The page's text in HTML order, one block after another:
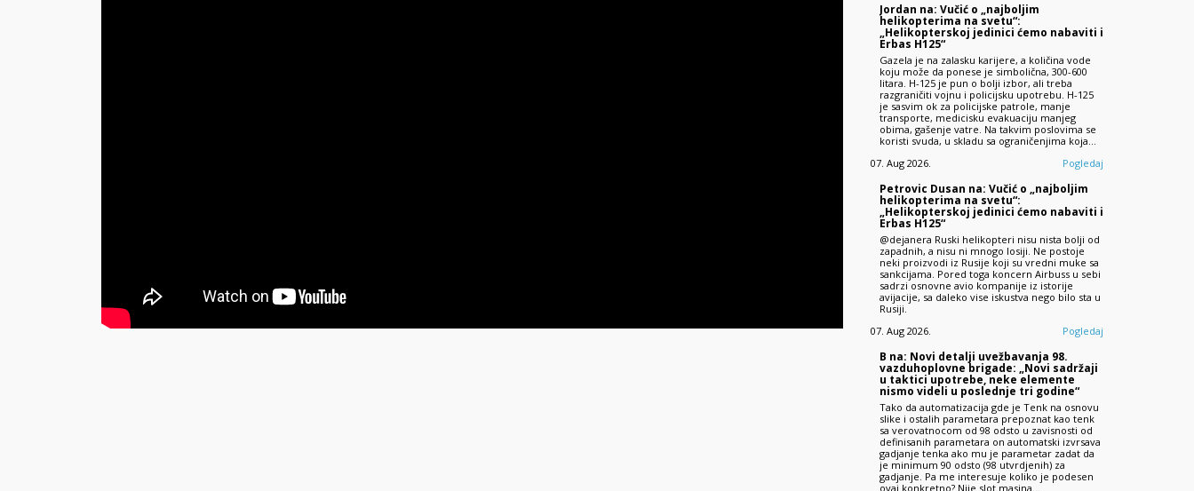
Jordan na: Vučić o „najboljim
helikopterima na svetu“:
„Helikopterskoj jedinici ćemo nabaviti i
Erbas H125“
Gazela je na zalasku karijere, a količina vode
koju može da ponese je simbolična, 300-600
litara. H-125 je pun o bolji izbor, ali treba
razgraničiti vojnu i policijsku upotrebu. H-125
je sasvim ok za policijske patrole, manje
transporte, medicisku evakuaciju manjeg
obima, gašenje vatre. Na takvim poslovima se
koristi svuda, u skladu sa ograničenjima koja…
07. Aug 2026.
Pogledaj
Petrovic Dusan na: Vučić o „najboljim
helikopterima na svetu“:
„Helikopterskoj jedinici ćemo nabaviti i
Erbas H125“
@dejanera Ruski helikopteri nisu nista bolji od
zapadnih, a nisu ni mnogo losiji. Ne postoje
neki proizvodi iz Rusije koji su vredni muke sa
sankcijama. Pored toga koncern Airbuss u sebi
sadrzi osnovne avio kompanije iz istorije
avijacije, sa daleko vise iskustva nego bilo sta u
Rusiji.
07. Aug 2026.
Pogledaj
B na: Novi detalji uvežbavanja 98.
vazduhoplovne brigade: „Novi sadržaji
u taktici upotrebe, neke elemente
nismo videli u poslednje tri godine“
Tako da automatizacija gde je Tenk na osnovu
slike i ostalih parametara prepoznat kao tenk
sa verovatnocom od 98 odsto u zavisnosti od
definisanih parametara on automatski izvrsava
gadjanje tenka ako mu je parametar zadat da
je minimum 90 odsto (98 utvrdjenih) za
gadjanje. Pa me interesuje koliko je podesen
ovaj konkretno? Nije slot masina…